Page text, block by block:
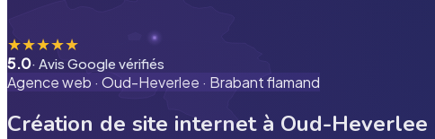
★★★★★
5.0· Avis Google vérifiés
Agence web · Oud-Heverlee · Brabant flamand
Création de site internet à Oud-Heverlee